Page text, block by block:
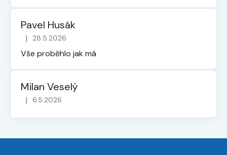
Pavel Husák
Hodnocení obchodu je 5 z 5 hvězdiček.
| 28.5.2026
Vše proběhlo jak má
Milan Veselý
Hodnocení obchodu je 5 z 5 hvězdiček.
| 6.5.2026